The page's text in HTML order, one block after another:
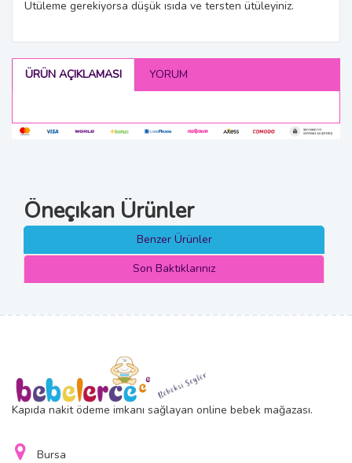
Ütüleme gerekiyorsa düşük ısıda ve tersten ütüleyiniz.
ÜRÜN AÇIKLAMASI YORUM
Öneçıkan Ürünler
Benzer Ürünler
Son Baktıklarınız
Kapıda nakit ödeme imkanı sağlayan online bebek mağazası.
Bursa